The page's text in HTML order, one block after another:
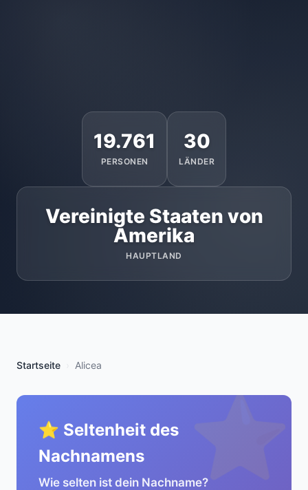
19.761
PERSONEN
30
LÄNDER
Vereinigte Staaten von
Amerika
HAUPTLAND
Startseite Alicea
⭐
⭐ Seltenheit des
Nachnamens
Wie selten ist dein Nachname?